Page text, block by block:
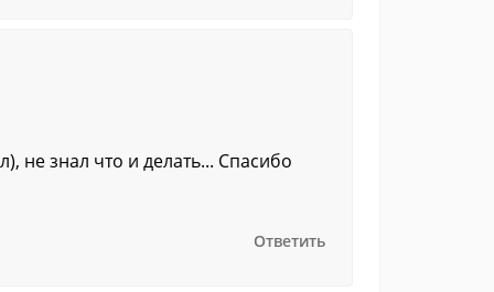
не знал что и делать... Спасибо
Ответить